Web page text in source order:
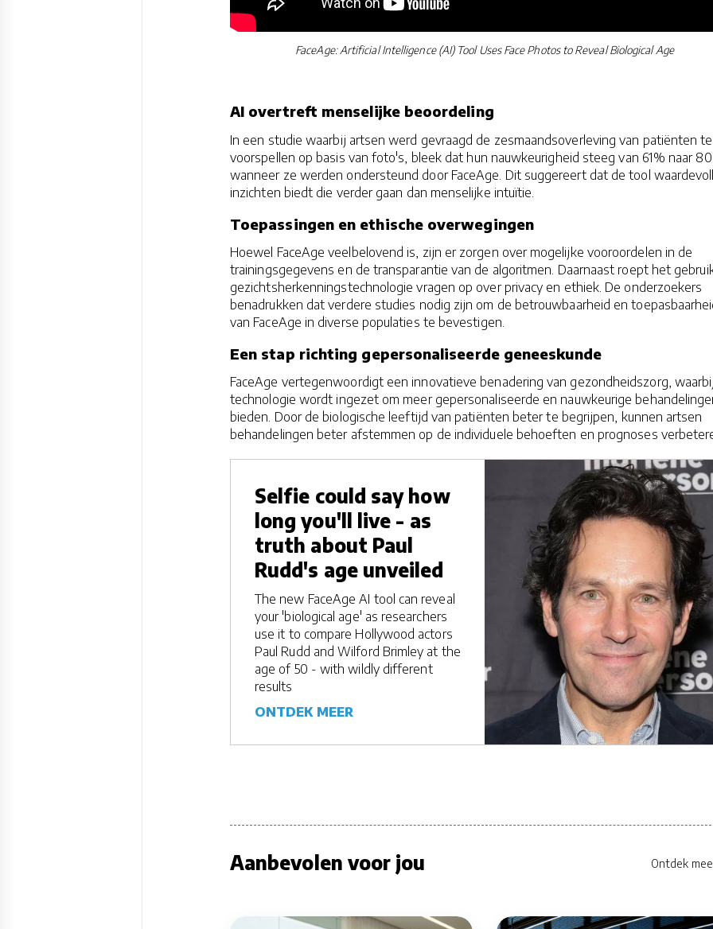
FaceAge: Artificial Intelligence (AI) Tool Uses Face Photos to Reveal Biological Age
AI overtreft menselijke beoordeling
In een studie waarbij artsen werd gevraagd de zesmaandsoverleving van patiënten te
voorspellen op basis van foto's, bleek dat hun nauwkeurigheid steeg van 61% naar
wanneer ze werden ondersteund door FaceAge. Dit suggereert dat de tool
inzichten biedt die verder gaan dan menselijke intuïtie.
Toepassingen en ethische overwegingen
Hoewel FaceAge veelbelovend is, zijn er zorgen over mogelijke vooroordelen in de
trainingsgegevens en de transparantie van de algoritmen. Daarnaast roept het
gezichtsherkenningstechnologie vragen op over privacy en ethiek. De onderzoekers
benadrukken dat verdere studies nodig zijn om de betrouwbaarheid en
van FaceAge in diverse populaties te bevestigen.
Een stap richting gepersonaliseerde geneeskunde
FaceAge vertegenwoordigt een innovatieve benadering van gezondheidszorg,
technologie wordt ingezet om meer gepersonaliseerde en nauwkeurige
bieden. Door de biologische leeftijd van patiënten beter te begrijpen, kunnen artsen
behandelingen beter afstemmen op de individuele behoeften en prognoses
Selfie could say how
long you'll live - as
truth about Paul
Rudd's age unveiled
The new FaceAge AI tool can reveal
your 'biological age' as researchers
use it to compare Hollywood actors
Paul Rudd and Wilford Brimley at the
age of 50 - with wildly different
results
ONTDEK MEER
Aanbevolen voor jou Ontdek